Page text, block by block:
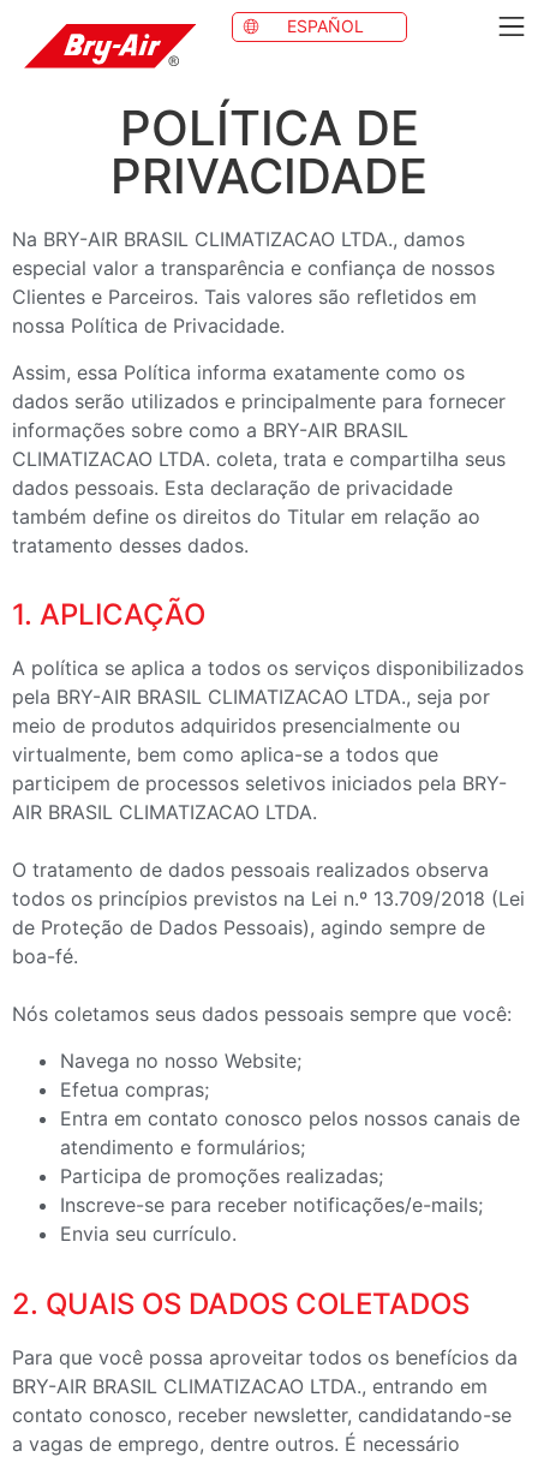
ESPAÑOL
POLÍTICA DE
PRIVACIDADE
Na BRY-AIR BRASIL CLIMATIZACAO LTDA., damos
especial valor a transparência e confiança de nossos
Clientes e Parceiros. Tais valores são refletidos em
nossa Política de Privacidade.
Assim, essa Política informa exatamente como os
dados serão utilizados e principalmente para fornecer
informações sobre como a BRY-AIR BRASIL
CLIMATIZACAO LTDA. coleta, trata e compartilha seus
dados pessoais. Esta declaração de privacidade
também define os direitos do Titular em relação ao
tratamento desses dados.
1. APLICAÇÃO
A política se aplica a todos os serviços disponibilizados
pela BRY-AIR BRASIL CLIMATIZACAO LTDA., seja por
meio de produtos adquiridos presencialmente ou
virtualmente, bem como aplica-se a todos que
participem de processos seletivos iniciados pela BRY-
AIR BRASIL CLIMATIZACAO LTDA.
O tratamento de dados pessoais realizados observa
todos os princípios previstos na Lei n.º 13.709/2018 (Lei
de Proteção de Dados Pessoais), agindo sempre de
boa-fé.
Nós coletamos seus dados pessoais sempre que você:
Navega no nosso Website;
Efetua compras;
Entra em contato conosco pelos nossos canais de
atendimento e formulários;
Participa de promoções realizadas;
Inscreve-se para receber notificações/e-mails;
Envia seu currículo.
2. QUAIS OS DADOS COLETADOS
Para que você possa aproveitar todos os benefícios da
BRY-AIR BRASIL CLIMATIZACAO LTDA., entrando em
contato conosco, receber newsletter, candidatando-se
a vagas de emprego, dentre outros. É necessário